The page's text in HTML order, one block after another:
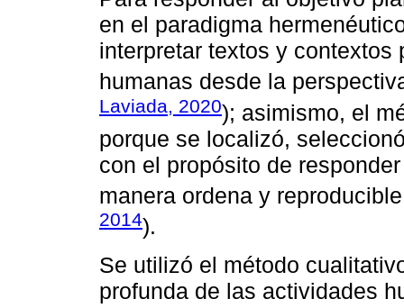
en el paradigma
interpretar textos y
humanas desde la
Laviada, 2020); asimismo, el
porque se localizó,
con el propósito de
manera ordena y
2014).
Se utilizó el método
profunda de las actividades